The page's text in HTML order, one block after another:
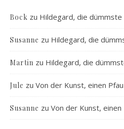
Bock zu Hildegard, die
Susanne zu Hildegard, die
Martin zu Hildegard, die
Jule zu Von der Kunst, einen
Susanne zu Von der Kunst, einen